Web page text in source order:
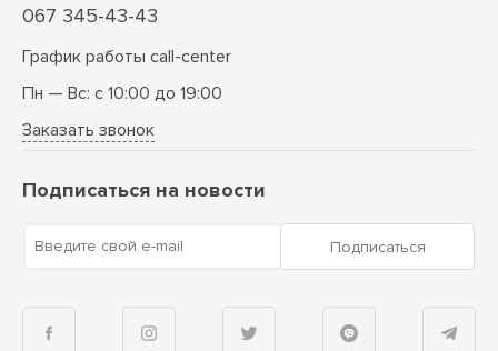
067 345-43-43
График работы call-center
Пн — Вс: с 10:00 до 19:00
Заказать звонок
Подписаться на новости
Введите свой e-mail Подписаться